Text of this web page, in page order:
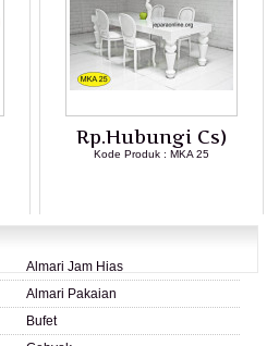
Rp.Hubungi Cs)
Kode Produk : MKA 25
Almari Jam Hias
Almari Pakaian
Bufet